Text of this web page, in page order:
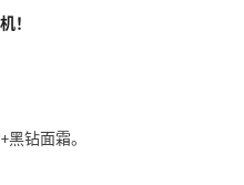
！
黑钻面霜。